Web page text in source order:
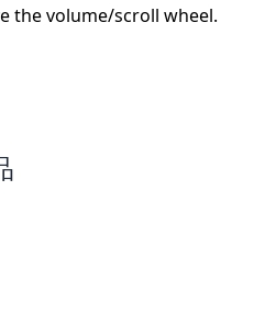
the volume/scroll wheel.